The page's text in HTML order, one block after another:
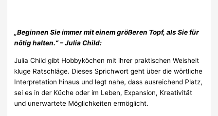
„Beginnen Sie immer mit einem größeren Topf, als Sie für
nötig halten.“ – Julia Child:
Julia Child gibt Hobbyköchen mit ihrer praktischen Weisheit
kluge Ratschläge. Dieses Sprichwort geht über die wörtliche
Interpretation hinaus und legt nahe, dass ausreichend Platz,
sei es in der Küche oder im Leben, Expansion, Kreativität
und unerwartete Möglichkeiten ermöglicht.